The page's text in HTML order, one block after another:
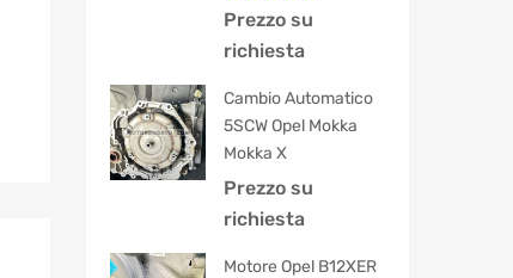
Valutato
Prezzo su
richiesta
Cambio Automatico
5SCW Opel Mokka
Mokka X
Prezzo su
richiesta
Motore Opel B12XER